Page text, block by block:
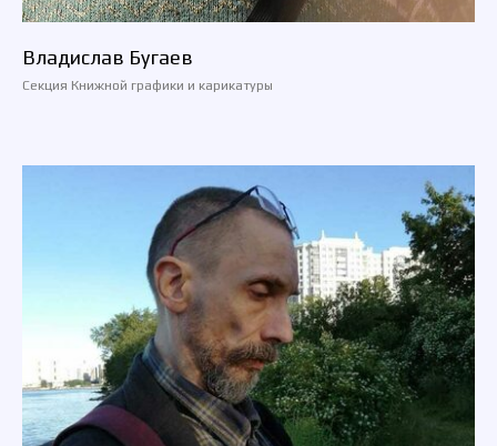
Владислав Бугаев
Секция Книжной графики и карикатуры